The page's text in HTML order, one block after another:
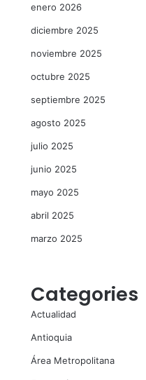
enero 2026
diciembre 2025
noviembre 2025
octubre 2025
septiembre 2025
agosto 2025
julio 2025
junio 2025
mayo 2025
abril 2025
marzo 2025
Categories
Actualidad
Antioquia
Área Metropolitana